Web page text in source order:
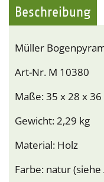
Beschreibung
Müller
Art-Nr. M 10380
Maße: 35 x 28 x 36
Gewicht: 2,29 kg
Material: Holz
Farbe: natur